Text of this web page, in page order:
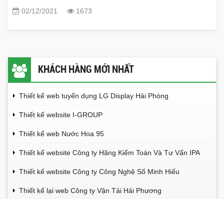
02/12/2021
1673
KHÁCH HÀNG MỚI NHẤT
Thiết kế web tuyển dụng LG Display Hải Phòng
Thiết kế website I-GROUP
Thiết kế web Nước Hoa 95
Thiết kế website Công ty Hãng Kiểm Toán Và Tư Vấn IPA
Thiết kế website Công ty Công Nghệ Số Minh Hiếu
Thiết kế lại web Công ty Vận Tải Hải Phương